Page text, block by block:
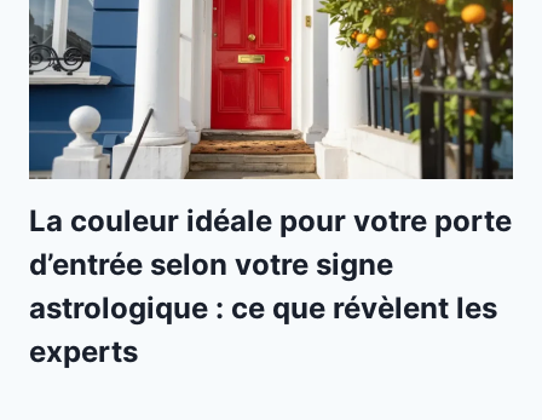
La couleur idéale pour votre porte
d’entrée selon votre signe
astrologique : ce que révèlent les
experts